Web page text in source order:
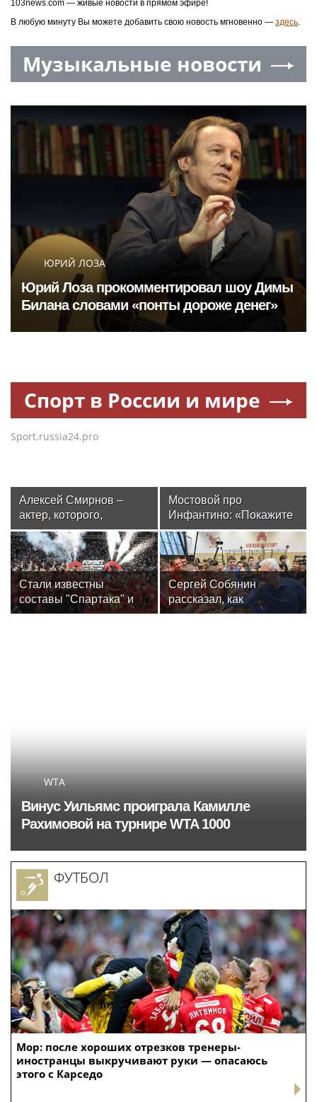
103news.com — живые новости в прямом эфире!
В любую минуту Вы можете добавить свою новость мгновенно — здесь.
Музыкальные новости
ЮРИЙ ЛОЗА
Юрий Лоза прокомментировал шоу Димы
Билана словами «понты дороже денег»
Спорт в России и мире
Sport.russia24.pro
Алексей Смирнов –
актер, которого,
надеюсь, еще не
забыли
Мостовой про
Инфантино: «Покажите
его фотографию на
улицах Москвы до ЧМ!
48 из 50 человек скажут,
что не знают, кто это.
Спросите у футбольных
людей – кто был до
Стали известны
составы "Спартака" и
"Оренбурга" на матч
Сергей Собянин
рассказал, как
отреставрируют
WTA
Винус Уильямс проиграла Камилле
Рахимовой на турнире WTA 1000
Мор: после хороших отрезков тренеры-
иностранцы выкручивают руки — опасаюсь
этого с Карседо
ФУТБОЛ